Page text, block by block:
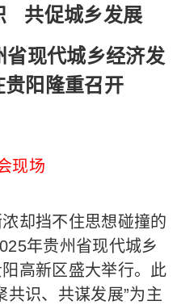
促城乡发展
代城乡经济发
阳隆重召开
现场
却挡不住思想碰撞的
年贵州省现代城乡
高新区盛大举行。此
共识、共谋发展”为主